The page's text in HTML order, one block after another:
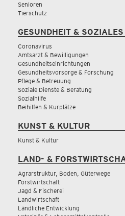
Senioren
Tierschutz
GESUNDHEIT & SOZIALES
Coronavirus
Amtsarzt & Bewilligungen
Gesundheitseinrichtungen
Gesundheitsvorsorge & Forschung
Pflege & Betreuung
Soziale Dienste & Beratung
Sozialhilfe
Beihilfen & Kurplätze
KUNST & KULTUR
Kunst & Kultur
LAND- &
Agrarstruktur, Boden, Güterwege
Forstwirtschaft
Jagd & Fischerei
Landwirtschaft
Ländliche Entwicklung